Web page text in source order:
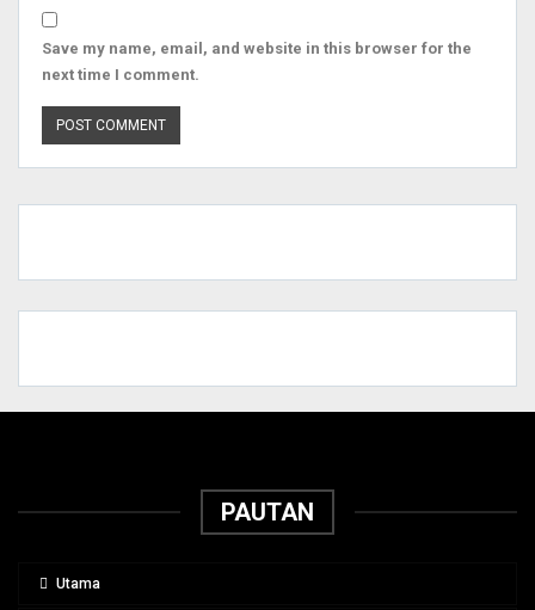
Save my name, email, and website in this browser for the
next time I comment.
PAUTAN
Utama